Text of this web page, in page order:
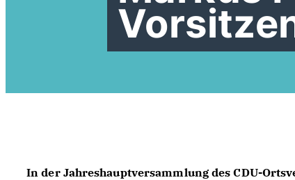
In der Jahreshauptversammlung des CDU-